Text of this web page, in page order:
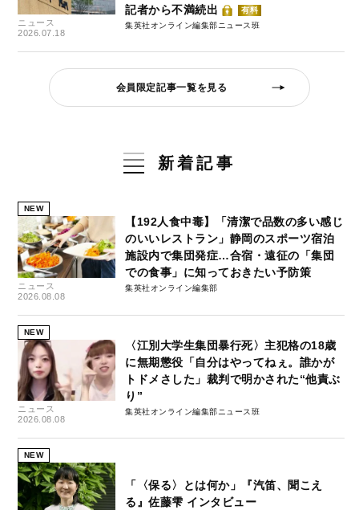
ニュース
2026.07.18
記者から不満続出
有料
集英社オンライン編集部ニュース班
会員限定記事一覧を見る
新着記事
NEW
ニュース
2026.08.08
【192人食中毒】「清潔で品数の多い感じ
のいいレストラン」静岡のスポーツ宿泊
施設内で集団発症…合宿・遠征の「集団
での食事」に知っておきたい予防策
集英社オンライン編集部
NEW
ニュース
2026.08.08
〈江別大学生集団暴行死〉主犯格の18歳
に無期懲役「自分はやってねぇ。誰かが
トドメさした」裁判で明かされた“他責ぶ
り”
集英社オンライン編集部ニュース班
NEW
「〈保る〉とは何か」『汽笛、聞こえ
る』佐藤雫 インタビュー